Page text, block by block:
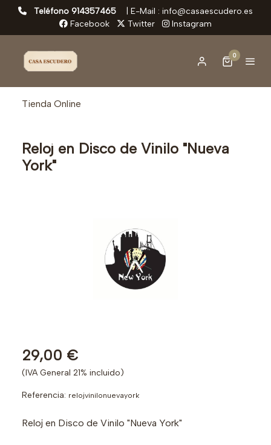
Teléfono 914357465
E-Mail : info@casaescudero.es
Facebook
Twitter Instagram
0
Tienda Online
Reloj en Disco de Vinilo "Nueva
York"
29,00 €
(IVA General 21% incluido)
Referencia: relojvinilonuevayork
Reloj en Disco de Vinilo "Nueva York"